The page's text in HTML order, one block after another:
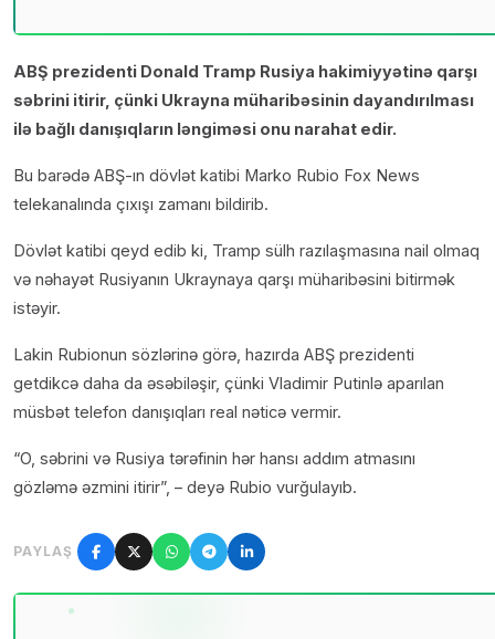
ABŞ prezidenti Donald Tramp Rusiya hakimiyyətinə qarşı
səbrini itirir, çünki Ukrayna müharibəsinin dayandırılması
ilə bağlı danışıqların ləngiməsi onu narahat edir.
Bu barədə ABŞ-ın dövlət katibi Marko Rubio Fox News
telekanalında çıxışı zamanı bildirib.
Dövlət katibi qeyd edib ki, Tramp sülh razılaşmasına nail olmaq
və nəhayət Rusiyanın Ukraynaya qarşı müharibəsini bitirmək
istəyir.
Lakin Rubionun sözlərinə görə, hazırda ABŞ prezidenti
getdikcə daha da əsəbiləşir, çünki Vladimir Putinlə aparılan
müsbət telefon danışıqları real nəticə vermir.
“O, səbrini və Rusiya tərəfinin hər hansı addım atmasını
gözləmə əzmini itirir”, – deyə Rubio vurğulayıb.
PAYLAŞ